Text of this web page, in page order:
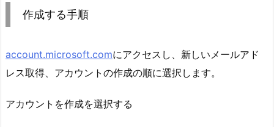
作成する手順
account.microsoft.comにアクセスし、新しいメールアド
レス取得、アカウントの作成の順に選択します。
アカウントを作成を選択する